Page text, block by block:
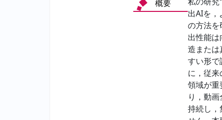
概要
出AIを，
の方法
出性能
造また
すい形
に，従
領域が
り，動
持続し